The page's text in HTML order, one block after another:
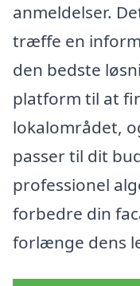
anmeldelser.
træffe en
den bedste
platform til at
lokalområdet,
passer til dit
professionel
forbedre din
forlænge dens